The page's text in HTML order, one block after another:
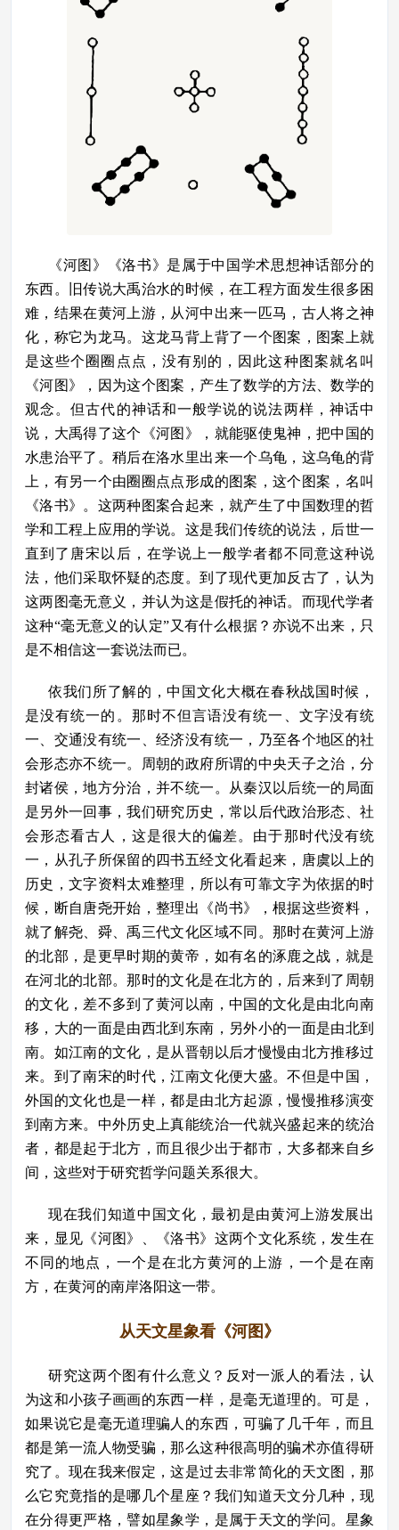
《河图》《洛书》是属于中国学术思想神话部分的
东西。旧传说大禹治水的时候，在工程方面发生很多困
难，结果在黄河上游，从河中出来一匹马，古人将之神
化，称它为龙马。这龙马背上背了一个图案，图案上就
是这些个圈圈点点，没有别的，因此这种图案就名叫
《河图》，因为这个图案，产生了数学的方法、数学的
观念。但古代的神话和一般学说的说法两样，神话中
说，大禹得了这个《河图》，就能驱使鬼神，把中国的
水患治平了。稍后在洛水里出来一个乌龟，这乌龟的背
上，有另一个由圈圈点点形成的图案，这个图案，名叫
《洛书》。这两种图案合起来，就产生了中国数理的哲
学和工程上应用的学说。这是我们传统的说法，后世一
直到了唐宋以后，在学说上一般学者都不同意这种说
法，他们采取怀疑的态度。到了现代更加反古了，认为
这两图毫无意义，并认为这是假托的神话。而现代学者
这种“毫无意义的认定”又有什么根据？亦说不出来，只
是不相信这一套说法而已。
依我们所了解的，中国文化大概在春秋战国时候，
是没有统一的。那时不但言语没有统一、文字没有统
一、交通没有统一、经济没有统一，乃至各个地区的社
会形态亦不统一。周朝的政府所谓的中央天子之治，分
封诸侯，地方分治，并不统一。从秦汉以后统一的局面
是另外一回事，我们研究历史，常以后代政治形态、社
会形态看古人，这是很大的偏差。由于那时代没有统
一，从孔子所保留的四书五经文化看起来，唐虞以上的
历史，文字资料太难整理，所以有可靠文字为依据的时
候，断自唐尧开始，整理出《尚书》，根据这些资料，
就了解尧、舜、禹三代文化区域不同。那时在黄河上游
的北部，是更早时期的黄帝，如有名的涿鹿之战，就是
在河北的北部。那时的文化是在北方的，后来到了周朝
的文化，差不多到了黄河以南，中国的文化是由北向南
移，大的一面是由西北到东南，另外小的一面是由北到
南。如江南的文化，是从晋朝以后才慢慢由北方推移过
来。到了南宋的时代，江南文化便大盛。不但是中国，
外国的文化也是一样，都是由北方起源，慢慢推移演变
到南方来。中外历史上真能统治一代就兴盛起来的统治
者，都是起于北方，而且很少出于都市，大多都来自乡
间，这些对于研究哲学问题关系很大。
现在我们知道中国文化，最初是由黄河上游发展出
来，显见《河图》、《洛书》这两个文化系统，发生在
不同的地点，一个是在北方黄河的上游，一个是在南
方，在黄河的南岸洛阳这一带。
从天文星象看《河图》
研究这两个图有什么意义？反对一派人的看法，认
为这和小孩子画画的东西一样，是毫无道理的。可是，
如果说它是毫无道理骗人的东西，可骗了几千年，而且
都是第一流人物受骗，那么这种很高明的骗术亦值得研
究了。现在我来假定，这是过去非常简化的天文图，那
么它究竟指的是哪几个星座？我们知道天文分几种，现
在分得更严格，譬如星象学，是属于天文的学问。星象